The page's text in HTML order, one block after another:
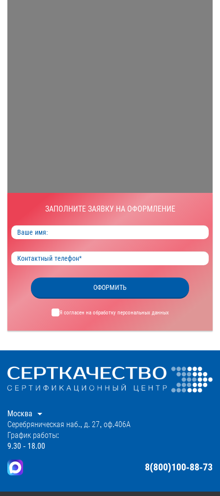
ЗАПОЛНИТЕ ЗАЯВКУ НА ОФОРМЛЕНИЕ
ОФОРМИТЬ
Я согласен на обработку персональных данных
Москва
Серебряническая наб., д. 27, оф.406А
График работы:
9.30 - 18.00
8(800)100-88-73